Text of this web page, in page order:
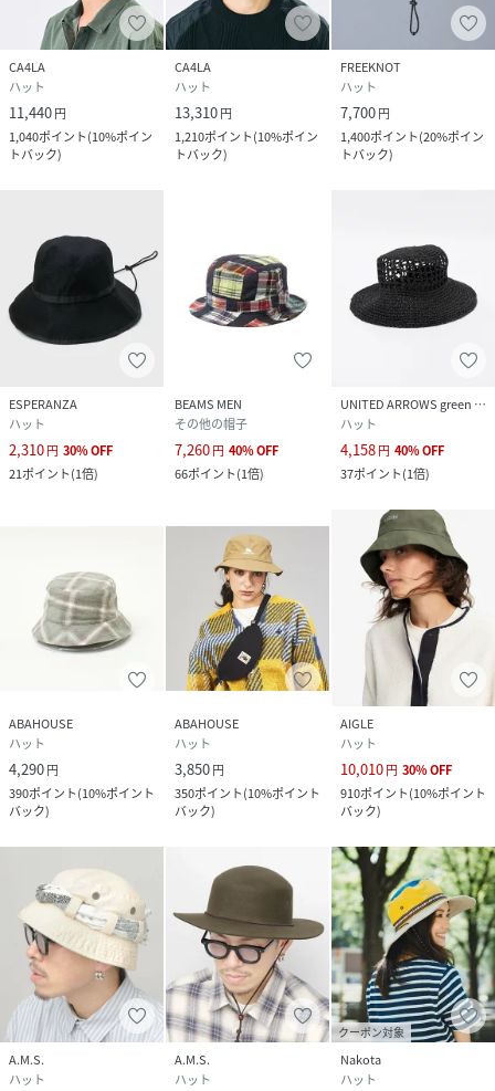
CA4LA
ハット
11,440円
1,040ポイント(10%ポイン
トバック)
CA4LA
ハット
13,310円
1,210ポイント(10%ポイン
トバック)
FREEKNOT
ハット
7,700円
1,400ポイント(20%ポイン
トバック)
ESPERANZA
ハット
2,310円 30%OFF
21ポイント(1倍)
BEAMS MEN
その他の帽子
7,260円 40%OFF
66ポイント(1倍)
UNITED ARROWS green label relaxing
ハット
4,158円 40%OFF
37ポイント(1倍)
ABAHOUSE
ハット
4,290円
390ポイント(10%ポイント
バック)
ABAHOUSE
ハット
3,850円
350ポイント(10%ポイント
バック)
AIGLE
ハット
10,010円 30%OFF
910ポイント(10%ポイント
バック)
A.M.S.
ハット
A.M.S.
ハット
クーポン対象
Nakota
ハット